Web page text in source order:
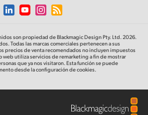
o territorio
son propiedad de Blackmagic Design Pty. Ltd. 2026.
Todas las marcas comerciales pertenecen a sus
precios de venta recomendados no incluyen impuestos
web utiliza servicios de remarketing a fin de mostrar
que ya nos visitaron. Esta función se puede
desde la configuración de cookies.